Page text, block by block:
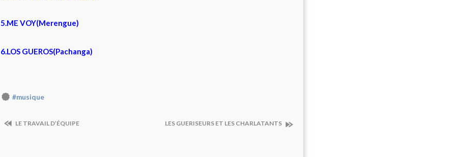
5.ME VOY(Merengue)
6.LOS GUEROS(Pachanga)
#musique
LE TRAVAIL D’ÉQUIPE LES GUERISEURS ET LES CHARLATANTS